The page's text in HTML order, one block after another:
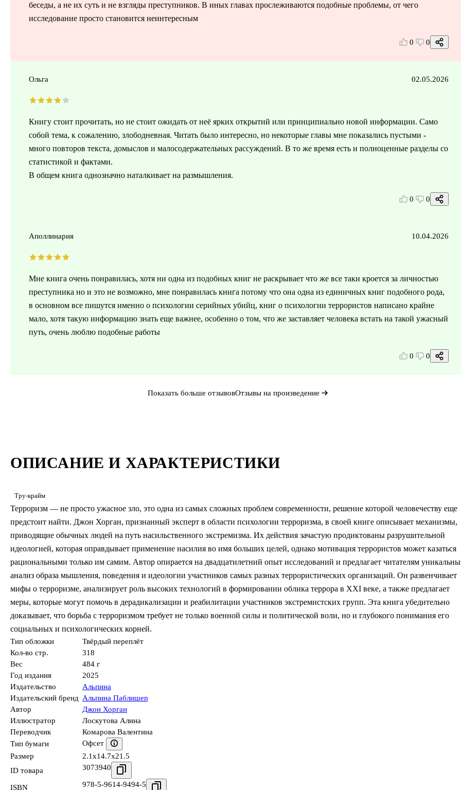
ОПИСАНИЕ И ХАРАКТЕРИСТИКИ
Тру-крайм
Терроризм — не просто ужасное зло, это одна из самых сложных проблем современности, решение которой человечеству еще
предстоит найти. Джон Хорган, признанный эксперт в области психологии терроризма, в своей книге описывает механизмы,
приводящие обычных людей на путь насильственного экстремизма. Их действия зачастую продиктованы разрушительной
идеологией, которая оправдывает применение насилия во имя больших целей, однако мотивация террористов может казаться
рациональными только им самим. Автор опирается на двадцатилетний опыт исследований и предлагает читателям
анализ образа мышления, поведения и идеологии участников самых разных террористических организаций. Он развенчивает
мифы о терроризме, анализирует роль высоких технологий в формировании облика террора в XXI веке, а также предлагает
меры, которые могут помочь в дерадикализации и реабилитации участников экстремистских групп. Эта книга убедительно
доказывает, что борьба с терроризмом требует не только военной силы и политической воли, но и глубокого понимания его
социальных и психологических корней.
Тип обложки
Твёрдый переплёт
Кол-во стр.
318
Вес
484 г
Год издания
2025
Издательство
Альпина
Издательский бренд Альпина Паблишер
Автор
Джон Хорган
Иллюстратор
Лоскутова Алина
Переводчик
Комарова Валентина
Тип бумаги
Офсет
Размер
2.1x14.7x21.5
ID товара
3073940
ISBN 978-5-9614-9494-5
беседы, а не их суть и не взгляды преступников. В иных главах прослеживаются подобные проблемы, от чего
исследование просто становится неинтересным
0 0
Ольга 02.05.2026
Книгу стоит прочитать, но не стоит ожидать от неё ярких открытий или принципиально новой информации. Само
собой тема, к сожалению, злободневная. Читать было интересно, но некоторые главы мне показались пустыми -
много повторов текста, домыслов и малосодержательных рассуждений. В то же время есть и полноценные разделы со
статистикой и фактами.
В общем книга однозначно наталкивает на размышления.
0 0
Аполлинария 10.04.2026
Мне книга очень понравилась, хотя ни одна из подобных книг не раскрывает что же все таки кроется за личностью
преступника но и это не возможно, мне понравилась книга потому что она одна из единичных книг подобного рода,
в основном все пишутся именно о психологии серийных убийц, книг о психологии террористов написано крайне
мало, хотя такую информацию знать еще важнее, особенно о том, что же заставляет человека встать на такой ужасный
путь, очень люблю подобные работы
0 0
Показать больше отзывовОтзывы на произведение